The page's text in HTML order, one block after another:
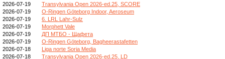
2026-07-19
Transylvania Open 2026-ed.25, SCORE
2026-07-19
O-Ringen Göteborg Indoor, Aeroseum
2026-07-19
6. LRL Lahr-Sulz
2026-07-19
Morphett Vale
2026-07-19
ДП МТБО - Щафета
2026-07-19
O-Ringen Göteborg, Bagheerastafetten
2026-07-18
Liga norte Soria Media
2026-07-18
Transylvania Open 2026-ed.25, LD